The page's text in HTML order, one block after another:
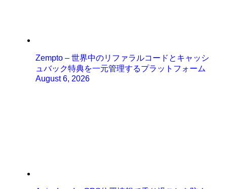
Zempto – 世界中のリファラルコードとキャッシ
ュバック特典を一元管理するプラットフォーム
August 6, 2026